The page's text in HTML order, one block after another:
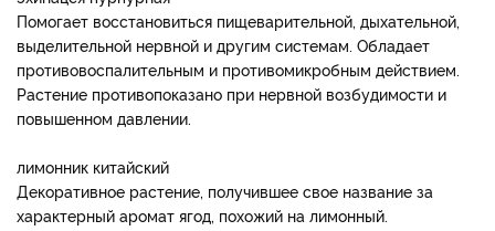
Помогает восстановиться пищеварительной, дыхательной,
выделительной нервной и другим системам. Обладает
противовоспалительным и противомикробным действием.
Растение противопоказано при нервной возбудимости и
повышенном давлении.
лимонник китайский
Декоративное растение, получившее свое название за
характерный аромат ягод, похожий на лимонный.